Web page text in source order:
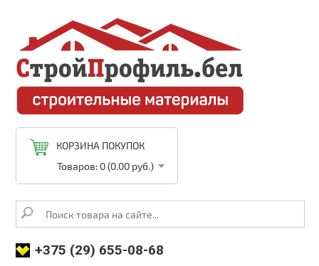
КОРЗИНА ПОКУПОК
Товаров: 0 (0.00 руб.)
+375 (29) 655-08-68